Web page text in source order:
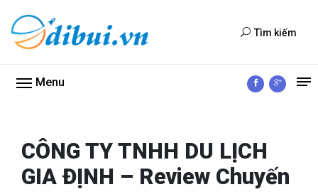
Tìm kiếm
Menu
CÔNG TY TNHH DU LỊCH
GIA ĐỊNH – Review Chuyến